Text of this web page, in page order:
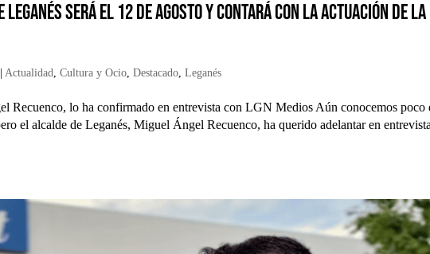
será el 12 de agosto y contará con la actuación de la
|Actualidad,Cultura y Ocio,Destacado,Leganés
Recuenco, lo ha confirmado en entrevista con LGN Medios Aún conocemos poco
el alcalde de Leganés, Miguel Ángel Recuenco, ha querido adelantar en